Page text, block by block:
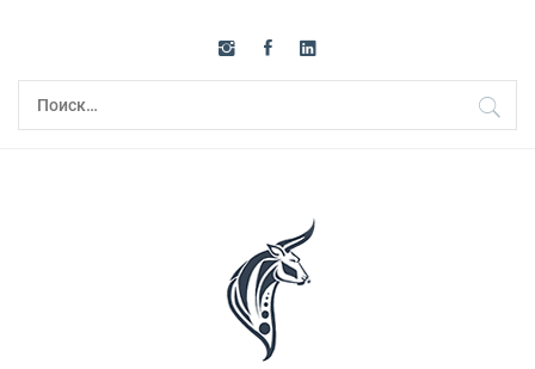
содержимому
Найти: